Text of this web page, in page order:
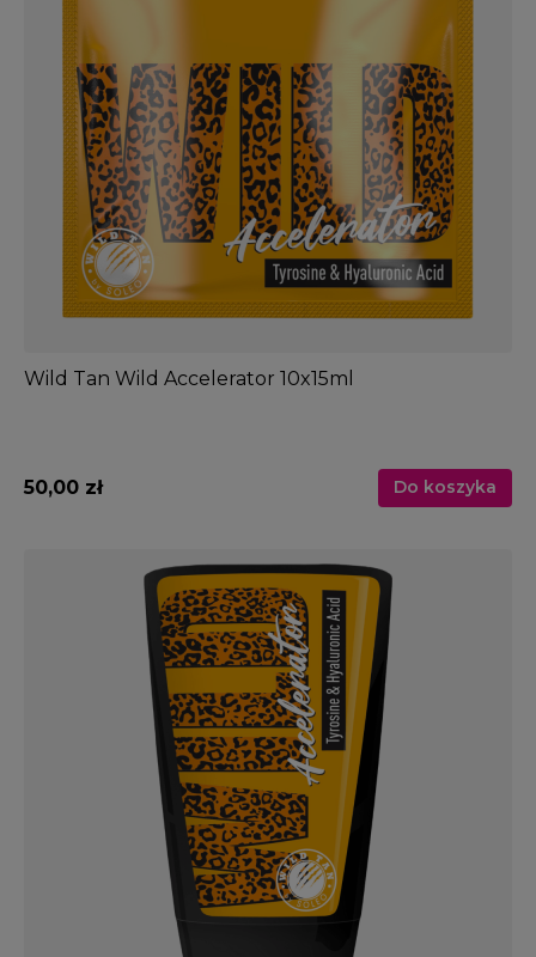
Wild Tan Wild Accelerator 10x15ml
50,00 zł Do koszyka